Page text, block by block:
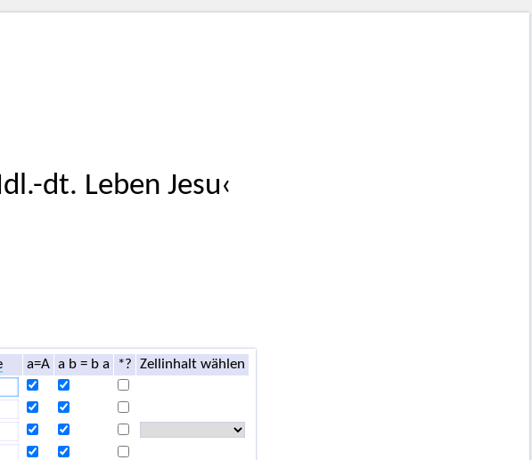
dt. Leben Jesu‹
a=A a b = b a *?
Zellinhalt wählen